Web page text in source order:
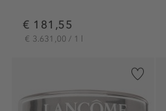
€ 181,55
€ 3.631,00 / 1 l